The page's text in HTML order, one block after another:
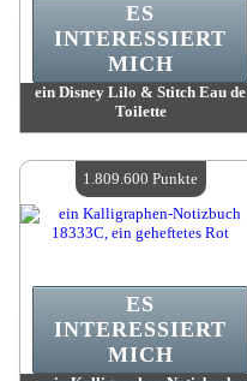
ein Disney Lilo & Stitch Eau de
Toilette
Verfügbare Menge:4
ES
INTERESSIERT
MICH
ES
INTERESSIERT
MICH
1.809.600 Punkte